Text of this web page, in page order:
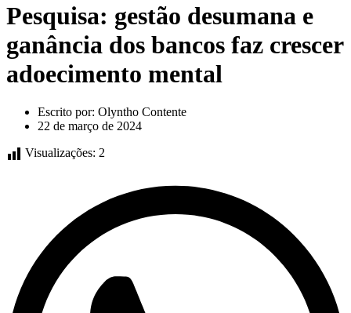
Pesquisa: gestão desumana e
ganância dos bancos faz crescer
adoecimento mental
Escrito por: Olyntho Contente
22 de março de 2024
Visualizações: 2